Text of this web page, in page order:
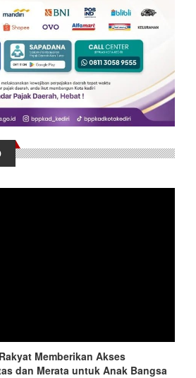
Memberikan Akses
dan Merata untuk Anak Bangsa